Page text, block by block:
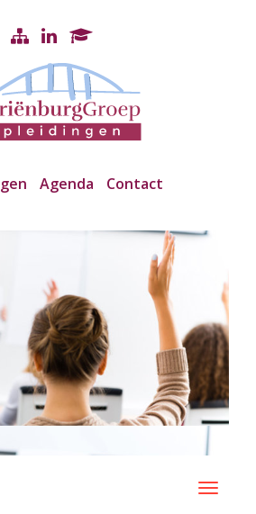
Agenda Contact
Toggle